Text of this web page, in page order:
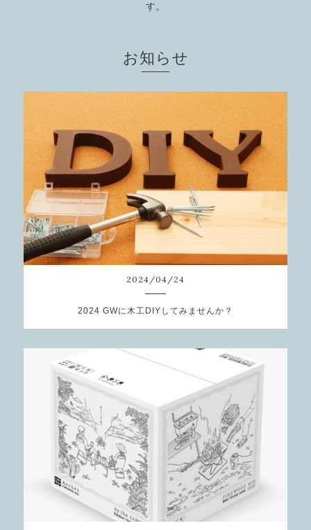
す。
お知らせ
2024 /04 /24
2024 GWに木工DIYしてみませんか？